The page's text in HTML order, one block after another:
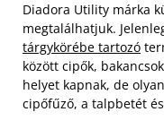
Diadora Utility márka
megtalálhatjuk.
tárgykörébe tartozó
között cipők,
helyet kapnak, de
cipőfűző, a talpbetét